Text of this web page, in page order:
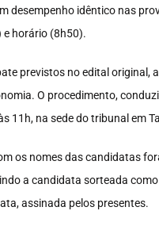
desempenho idêntico nas
horário (8h50).
previstos no edital
O procedimento,
11h, na sede do tribunal em
os nomes das candidatas
a candidata sorteada
assinada pelos presentes.